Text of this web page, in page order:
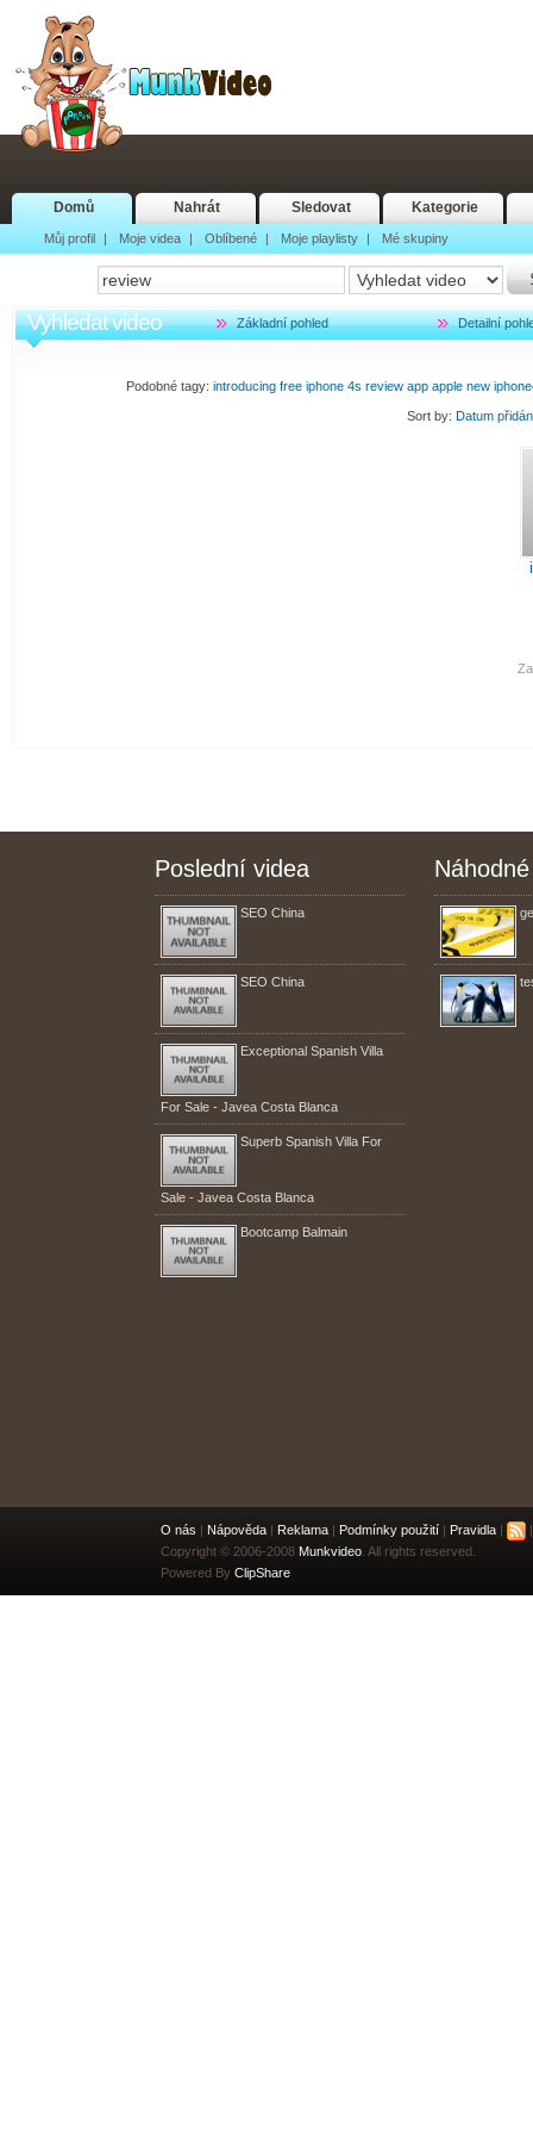
Domů Nahrát Sledovat Kategorie
Můj profil | Moje videa | Oblíbené | Moje playlisty | Mé skupiny
Vyhledat video Základní pohled Detailní
Podobné tagy: introducing free iphone 4s review app apple new
Sort by: Datum
Poslední videa
SEO China
SEO China
Exceptional Spanish Villa
For Sale - Javea Costa Blanca
Superb Spanish Villa For
Sale - Javea Costa Blanca
Bootcamp Balmain
O nás | Nápověda | Reklama | Podmínky použití | Pravidla |
Copyright © 2006-2008 Munkvideo . All rights reserved.
Powered By ClipShare